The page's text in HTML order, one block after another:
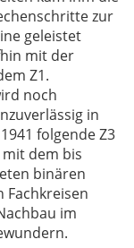
zur
geleistet
mit der
Z1.
noch
in
folgende Z3
dem bis
binären
Fachkreisen
im